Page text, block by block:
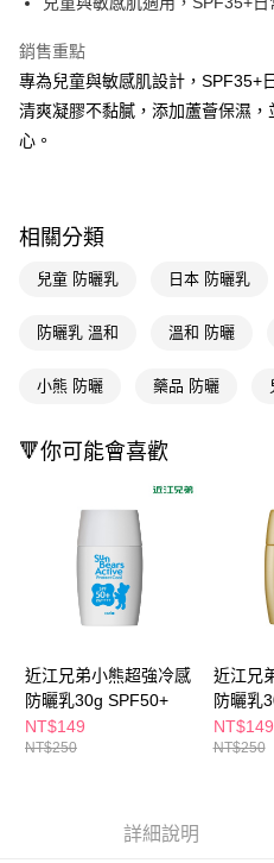
Apple Pay
街口支付
悠遊付
Google Pay
【關於「AFTEE先享後付」】
便利好安心！
２．便利：只要手機號碼，簡訊認證
【「AFTEE先享後付」結帳流程】
２．訂單成立數日內，您將收到繳費通
ATM／網路銀行／等多元方式進行付款
※ 請注意：結帳手續完成當下不需立
購買商品的店家。未經商家同意取消
後付繳納相關費用。
※ 交易是否成功請以「AFTEE先享後
是否繳費成功／繳費後需取消欲退款
客戶支援中心」https://
【注意事項】
１．透過由恩沛科技股份有限公司提供
易，需依本服務之必要範圍內提供個
權轉讓予恩沛科技股份有限公司。
２．關於個人資料處理事宜，請瀏覽以
「AFTEE先享後付」，若未經同意申
每筆NT$65，滿NT$390(含以上)
每筆NT$65，滿NT$390(含以上)免
萊爾富取貨付款
每筆NT$65，滿NT$490(含以上)
付款後萊爾富取貨
每筆NT$65，滿NT$490(含以上)
每筆NT$65，滿NT$490(含以上)
付款後7-11取貨
每筆NT$100，滿NT$790(含以上)
銷售重點
專為兒童與敏感肌設計，SPF35+
清爽凝膠不黏膩，添加蘆薈保濕
心。
相關分類
兒童 防曬乳 日本 防曬乳
防曬乳 溫和 溫和 防曬
小熊 防曬 藥品 防曬
🔻你可能會喜歡
近江兄弟小熊超強冷感
防曬乳30g SPF50+
NT$149
NT$250
近江兄
防曬乳
NT$149
NT$250
詳細說明